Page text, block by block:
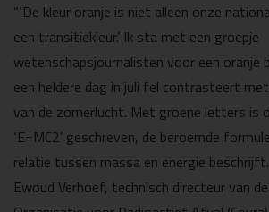
“‘De kleur oranje is niet alleen onze
een transitiekleur.’ Ik sta met een groepje
wetenschapsjournalisten voor een oranje
een heldere dag in juli fel contrasteert
van de zomerlucht. Met groene letters is
‘E=MC2’ geschreven, de beroemde
relatie tussen massa en energie
Ewoud Verhoef, technisch directeur van